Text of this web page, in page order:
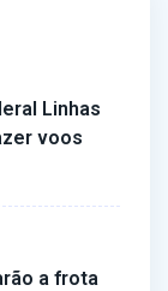
Linhas
voos
a frota